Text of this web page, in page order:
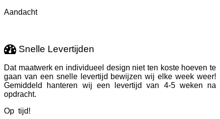
Aandacht
Snelle Levertijden
Dat maatwerk en individueel design niet ten koste hoeven te
gaan van een snelle levertijd bewijzen wij elke week weer!
Gemiddeld hanteren wij een levertijd van 4-5 weken na
opdracht.
Op tijd!